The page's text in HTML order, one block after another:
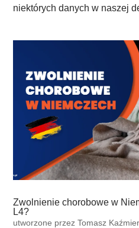
niektórych danych w naszej
Zwolnienie chorobowe w
L4?
utworzone przezTomasz